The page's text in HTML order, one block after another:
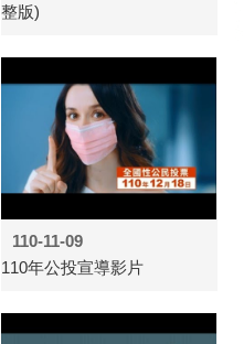
整版)
110-11-09
110年公投宣導影片